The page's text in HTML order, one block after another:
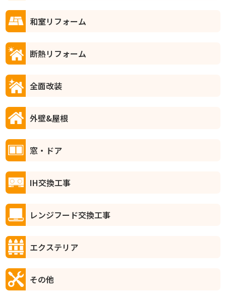
和室リフォーム
断熱リフォーム
全面改装
外壁&屋根
窓・ドア
IH交換工事
レンジフード交換工事
エクステリア
その他